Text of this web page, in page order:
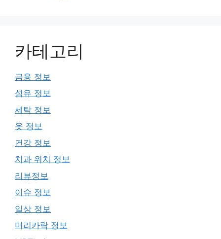
카테고리
금융 정보
섬유 정보
세탁 정보
옷 정보
건강 정보
치과 위치 정보
리뷰정보
이슈 정보
일상 정보
머리카락 정보